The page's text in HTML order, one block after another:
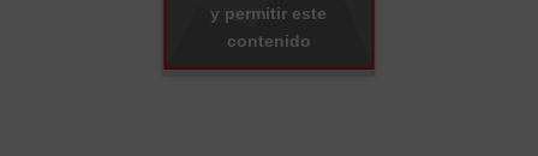
y permitir este
contenido